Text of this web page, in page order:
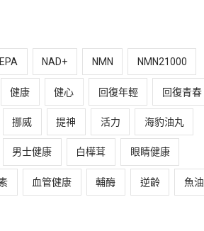
EPA NAD+ NMN NMN21000
健康 健心 回復年輕 回復青春
挪威 提神 活力 海豹油丸
男士健康 白樺茸 眼睛健康
血管健康 輔酶 逆齡 魚油